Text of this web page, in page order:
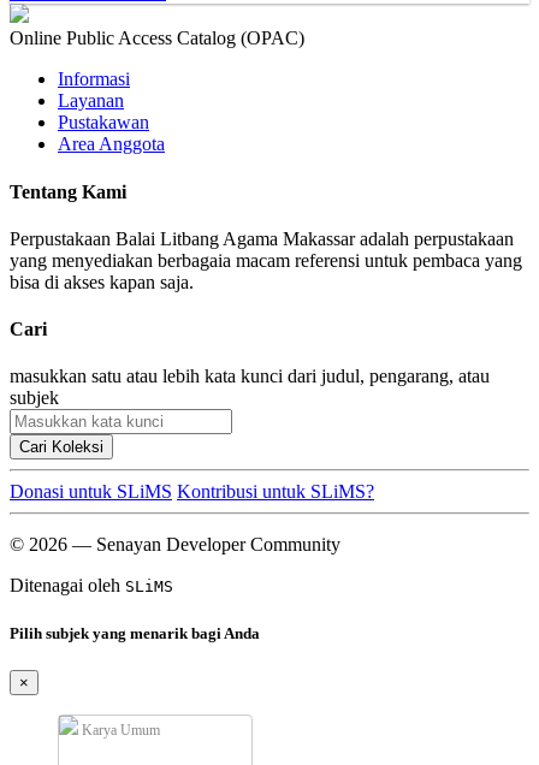
Online Public Access Catalog (OPAC)
Informasi
Layanan
Pustakawan
Area Anggota
Tentang Kami
Perpustakaan Balai Litbang Agama Makassar adalah perpustakaan
yang menyediakan berbagaia macam referensi untuk pembaca yang
bisa di akses kapan saja.
Cari
masukkan satu atau lebih kata kunci dari judul, pengarang, atau
subjek
Cari Koleksi
Donasi untuk SLiMS Kontribusi untuk SLiMS?
© 2026 — Senayan Developer Community
Ditenagai oleh SLiMS
Pilih subjek yang menarik bagi Anda
×
Karya Umum